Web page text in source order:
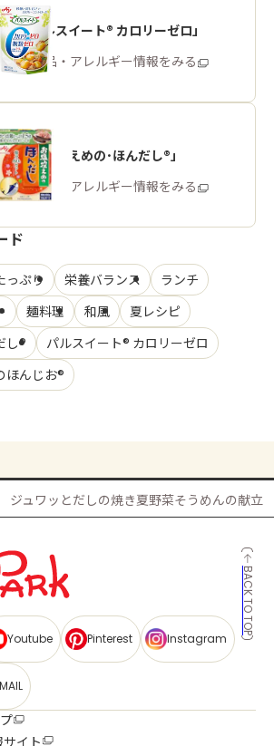
「パルスイート® カロリーゼロ」
商品・アレルギー情報をみる
「お塩控えめの･ほんだし®」
商品・アレルギー情報をみる
ド
っぷり 栄養バランス
ランチ
麺料理 和風
夏レシピ
し®
パルスイート® カロリーゼロ
ほんじお®
ジュワッとだしの焼き夏野菜そうめんの献立
BACK TO TOP
Youtube Pinterest Instagram
MAIL
イト